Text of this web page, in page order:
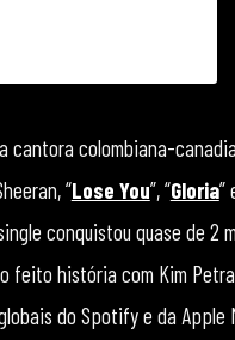
cantora colombiana-
“Lose You”, “Gloria”
conquistou quase de 2
feito história com Kim
do Spotify e da